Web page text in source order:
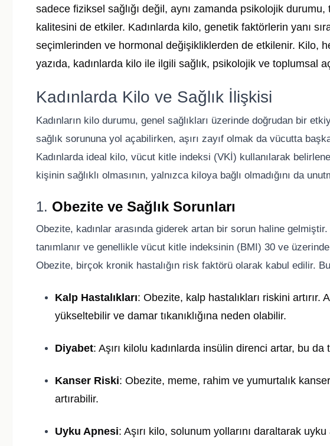
sadece fiziksel sağlığı değil, aynı zamanda psikolojik durumu,
kalitesini de etkiler. Kadınlarda kilo, genetik faktörlerin yanı
seçimlerinden ve hormonal değişikliklerden de etkilenir. Kilo,
yazıda, kadınlarda kilo ile ilgili sağlık, psikolojik ve toplumsal
Kadınlarda Kilo ve Sağlık İlişkisi
Kadınların kilo durumu, genel sağlıkları üzerinde doğrudan bir
sağlık sorununa yol açabilirken, aşırı zayıf olmak da vücutta
Kadınlarda ideal kilo, vücut kitle indeksi (VKİ) kullanılarak
kişinin sağlıklı olmasının, yalnızca kiloya bağlı olmadığını da
1. Obezite ve Sağlık Sorunları
Obezite, kadınlar arasında giderek artan bir sorun haline
tanımlanır ve genellikle vücut kitle indeksinin (BMI) 30 ve
Obezite, birçok kronik hastalığın risk faktörü olarak kabul edilir.
Kalp Hastalıkları: Obezite, kalp hastalıkları riskini artırır.
yükseltebilir ve damar tıkanıklığına neden olabilir.
Diyabet: Aşırı kilolu kadınlarda insülin direnci artar, bu
Kanser Riski: Obezite, meme, rahim ve yumurtalık
artırabilir.
Uyku Apnesi: Aşırı kilo, solunum yollarını daraltarak